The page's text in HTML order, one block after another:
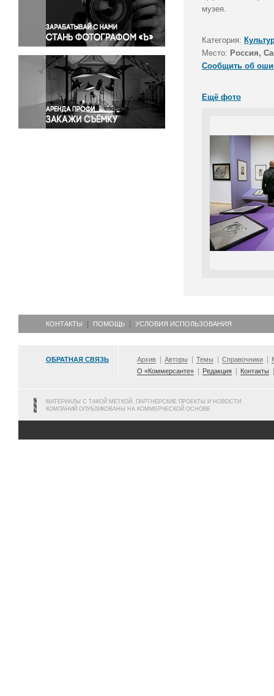
Правосудие
Происшествия и конфликты
Религия
Светская жизнь
Спорт
Экология
Экономика и бизнес
музея.
Категория:
Место: Россия,
Сообщить об
Ещё фото
КОНТАКТЫ ПОМОЩЬ УСЛОВИЯ ИСПОЛЬЗОВАНИЯ
ОБРАТНАЯ СВЯЗЬ Архив Авторы Темы Справочники
О «Коммерсанте»
Редакция Контакты
МАТЕРИАЛЫ С ТАКОЙ МЕТКОЙ, ПАРТНЕРСКИЕ ПРОЕКТЫ И НОВОСТИ
КОМПАНИЙ ОПУБЛИКОВАНЫ НА КОММЕРЧЕСКОЙ ОСНОВЕ